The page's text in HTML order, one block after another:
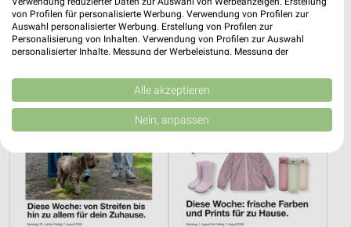
Zeemann Zeemann
von Profilen für personalisierte Werbung. Verwendung von Profilen zur
Auswahl personalisierter Werbung. Erstellung von Profilen zur
Personalisierung von Inhalten. Verwendung von Profilen zur Auswahl
personalisierter Inhalte. Messung der Werbeleistung. Messung der
Kombinationen von Daten aus verschiedenen Quellen. Entwicklung und
Verbesserung der Angebote. Verwendung reduzierter Daten zur Auswahl
von Inhalten.
Daten können außerhalb der Europäischen Union weitergegeben und in die
Website/App.
Partnerliste anzeigen (1 IAB-Anbieter)
Wir nutzen Ihre Daten für folgende Zwecke:
IAB-Verarbeitungszwecke:
Alle akzeptieren
Nein, anpassen